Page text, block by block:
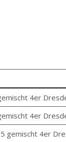
4er
4er
gemischt 4er